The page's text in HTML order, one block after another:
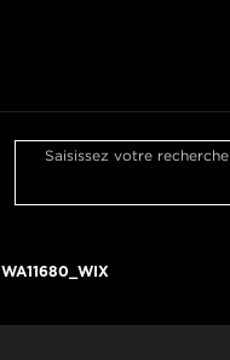
Saisissez votre recherche
WA11680_WIX